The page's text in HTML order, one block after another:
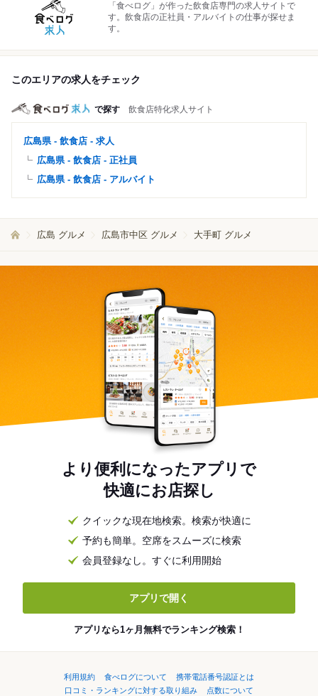
「食べログ」が作った飲食店専門の求人サイトで
す。飲食店の正社員・アルバイトの仕事が探せま
す。
このエリアの求人をチェック
で探す 飲食店特化求人サイト
広島県 - 飲食店 - 求人
広島県 - 飲食店 - 正社員
広島県 - 飲食店 - アルバイト
広島 グルメ 広島市中区 グルメ 大手町 グルメ
より便利になったアプリで
快適にお店探し
クイックな現在地検索。検索が快適に
予約も簡単。空席をスムーズに検索
会員登録なし。すぐに利用開始
アプリで開く
アプリなら1ヶ月無料でランキング検索！
利用規約 食べログについて
携帯電話番号認証とは
口コミ・ランキングに対する取り組み
点数について